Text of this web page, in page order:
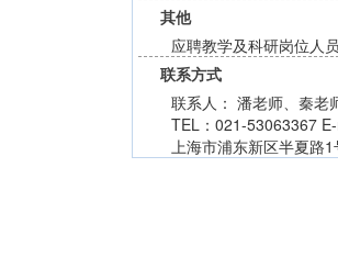
其他
应聘教学及科研岗位人
联系方式
联系人： 潘老师、秦老
TEL：021-53063367
上海市浦东新区半夏路1